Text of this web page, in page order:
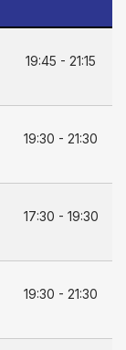
19:45 - 21:15
19:30 - 21:30
17:30 - 19:30
19:30 - 21:30